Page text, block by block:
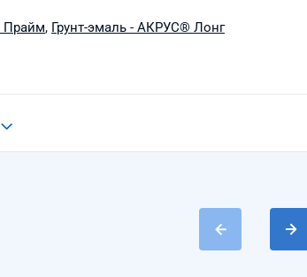
Прайм, Грунт-эмаль - АКРУС® Лонг